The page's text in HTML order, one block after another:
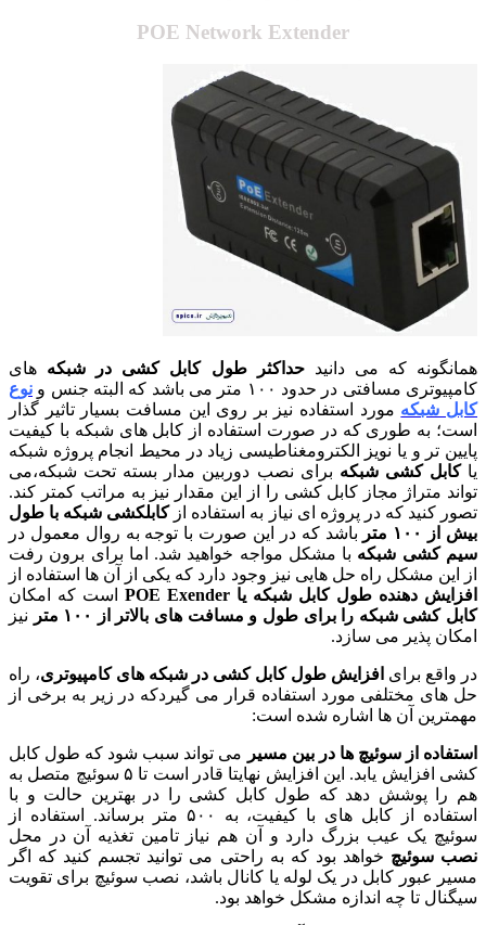
POE Network Extender
همانگونه که می دانیدحداکثر طول کابل کشی در شبکه های
کامپیوتری مسافتی در حدود ۱۰۰ متر می باشد که البته جنس و
نوع
کابل شبکه مورد استفاده نیز بر روی این مسافت بسیار تاثیر گذار
است؛ به طوری که در صورت استفاده از کابل های شبکه با کیفیت
پایین تر و یا نویز الکترومغناطیسی زیاد در محیط انجام پروژه شبکه
یا کابل کشی شبکه برای نصب دوربین مدار بسته تحت شبکه،می
تواند متراژ مجاز کابل کشی را از این مقدار نیز به مراتب کمتر کند.
تصور کنید که در پروژه ای نیاز به استفاده ازکابلکشی شبکه با طول
بیش از ۱۰۰
متر باشد که در این صورت با توجه به روال معمول در
سیم کشی شبکه با مشکل مواجه خواهید شد. اما برای برون رفت
از این مشکل راه حل هایی نیز وجود دارد که یکی از آن ها استفاده از
افزایش دهنده طول کابل شبکه یا POE Exender
است که امکان
کابل کشی شبکه را برای طول و مسافت های بالاتر از ۱۰۰ متر
نیز
امکان پذیر می سازد.
در واقع برای افزایش طول کابل کشی در شبکه های کامپیوتری، راه
حل های مختلفی مورد استفاده قرار می گیردکه در زیر به برخی از
مهمترین آن ها اشاره شده است:
استفاده از سوئیچ ها در بین مسیر
می تواند سبب شود که طول کابل
کشی افزایش یابد. این افزایش نهایتا قادر است تا ۵ سوئیچ متصل به
هم را پوشش دهد که طول کابل کشی را در بهترین حالت و با
استفاده از کابل های با کیفیت، به ۵۰۰ متر برساند. استفاده از
سوئیچ یک عیب بزرگ دارد و آن هم نیاز تامین تغذیه آن در محل
نصب سوئیچ خواهد بود که به راحتی می توانید تجسم کنید که اگر
مسیر عبور کابل در یک لوله یا کانال باشد، نصب سوئیچ برای تقویت
سیگنال تا چه اندازه مشکل خواهد بود.